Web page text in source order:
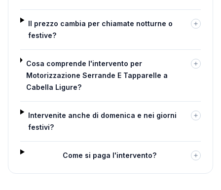
Il prezzo cambia per chiamate notturne o
festive?
Cosa comprende l'intervento per
Motorizzazione Serrande E Tapparelle a
Cabella Ligure?
Intervenite anche di domenica e nei giorni
festivi?
Come si paga l'intervento?